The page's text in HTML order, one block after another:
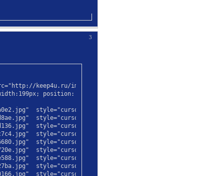
3
keep4u.ru/imgs/b/070610/e44d750f0137717f20.jpg"/>
position: absolute; z-index: 2">
style="cursor: pointer" onclick="insert_text('α',
style="cursor: pointer" onclick="insert_text('β',
style="cursor: pointer" onclick="insert_text('γ',
style="cursor: pointer" onclick="insert_text('δ',
style="cursor: pointer" onclick="insert_text('ε',
style="cursor: pointer" onclick="insert_text('ζ',
style="cursor: pointer" onclick="insert_text('η',
style="cursor: pointer" onclick="insert_text('θ',
style="cursor: pointer" onclick="insert_text('ι',